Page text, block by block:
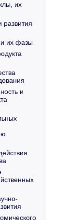
их
развития
их фазы
и